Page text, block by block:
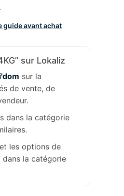
guide avant achat
sur Lokaliz
sur la
de vente, de
dans la catégorie
les options de
dans la catégorie